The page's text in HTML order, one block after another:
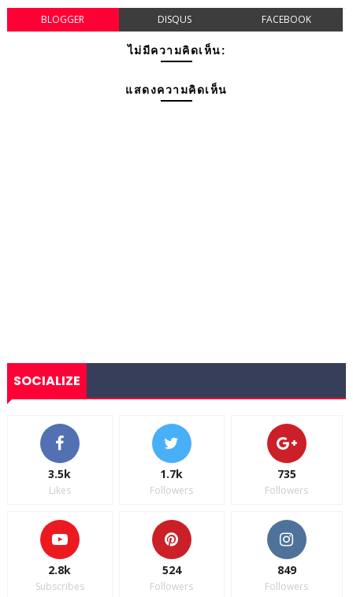
BLOGGER DISQUS FACEBOOK
ไม่มีความคิดเห็น:
แสดงความคิดเห็น
SOCIALIZE
3.5k
Likes
1.7k
Followers
735
Followers
2.8k
Subscribes
524
Followers
849
Followers